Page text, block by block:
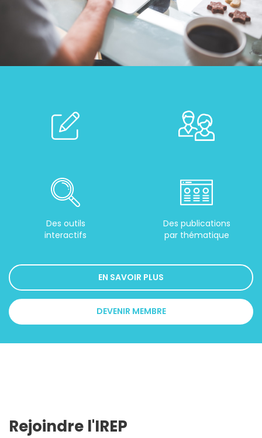
Des outils
interactifs
Des publications
par thématique
EN SAVOIR PLUS
DEVENIR MEMBRE
Rejoindre l'IREP